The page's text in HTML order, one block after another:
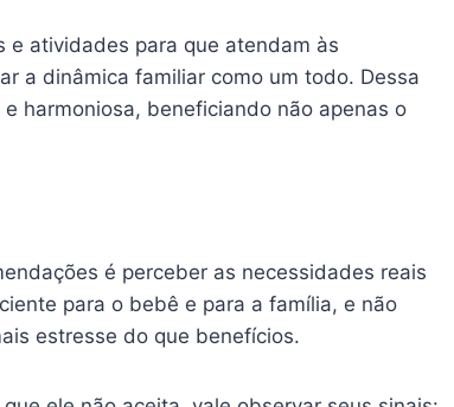
e atividades para que atendam às
a dinâmica familiar como um todo. Dessa
harmoniosa, beneficiando não apenas o
é perceber as necessidades reais
para o bebê e para a família, e não
estresse do que benefícios.